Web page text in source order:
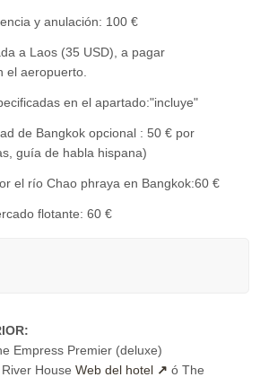
y anulación: 100 €
a Laos (35 USD), a pagar
el aeropuerto.
en el apartado:"incluye"
de Bangkok opcional : 50 € por
guía de habla hispana)
el río Chao phraya en Bangkok:60 €
flotante: 60 €
Empress Premier (deluxe)
House Web del hotel
ó The